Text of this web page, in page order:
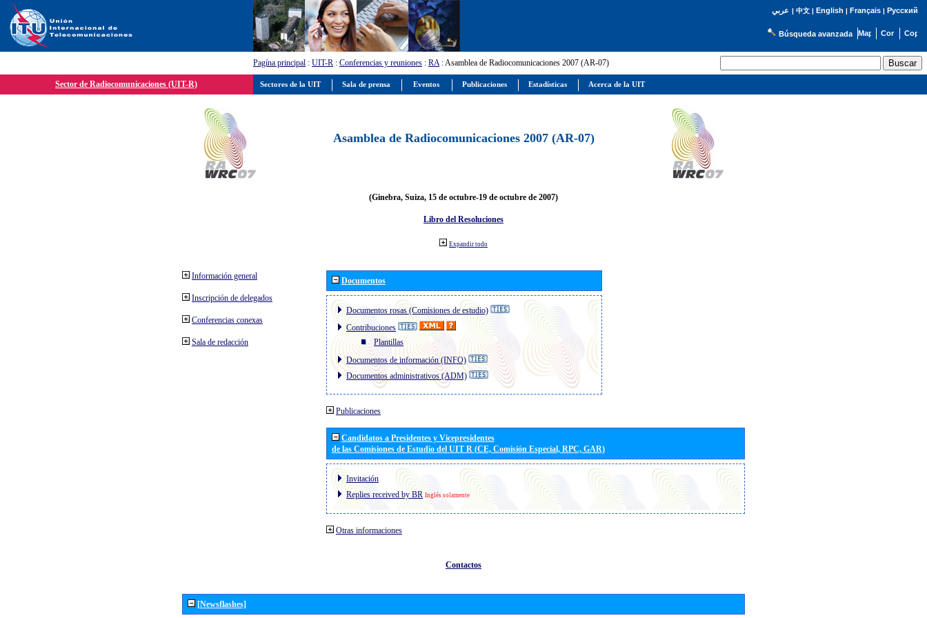
عربي | 中文| English | Français| Русский
Búsqueda avanzada
Pagína principal : UIT-R : Conferencias y reuniones : RA: Asamblea de Radiocomunicaciones 2007 (AR-07)
Sector de Radiocomunicaciones (UIT-R)
Asamblea de Radiocomunicaciones 2007 (AR-07)
(Ginebra, Suiza, 15 de octubre-19 de octubre de 2007)
Libro del Resoluciones
Expandir todo
Información general
Inscripción de delegados
Conferencias conexas
Sala de redacción
Documentos
Documentos rosas (Comisiones de estudio)
Contribuciones
Plantillas
Documentos de información (INFO)
Documentos administrativos (ADM)
Publicaciones
Candidatos a Presidentes y Vicepresidentes
de las Comisiones de Estudio del UIT R (CE, Comisión Especial, RPC, GAR)
Invitación
Replies received by BR Inglés solamente
Otras informaciones
Contactos
[Newsflashes]
Sectores de la UIT Sala de prensa Eventos Publicaciones Estadísticas Acerca de la UIT